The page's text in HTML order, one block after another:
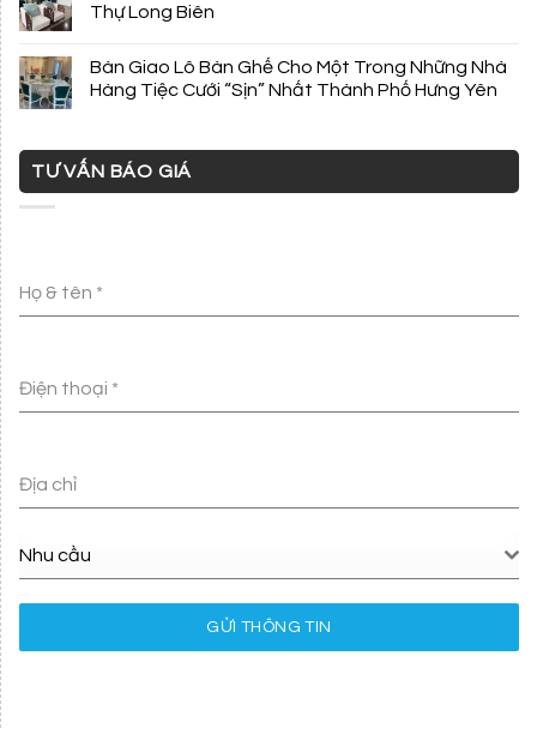
Thự Long Biên
Bàn Giao Lô Bàn Ghế Cho Một Trong Những Nhà
Hàng Tiệc Cưới “Sịn” Nhất Thành Phố Hưng Yên
TƯ VẤN BÁO GIÁ
Họ & tên *
Điện thoại *
Địa chỉ
Nhu cầu
GỬI THÔNG TIN